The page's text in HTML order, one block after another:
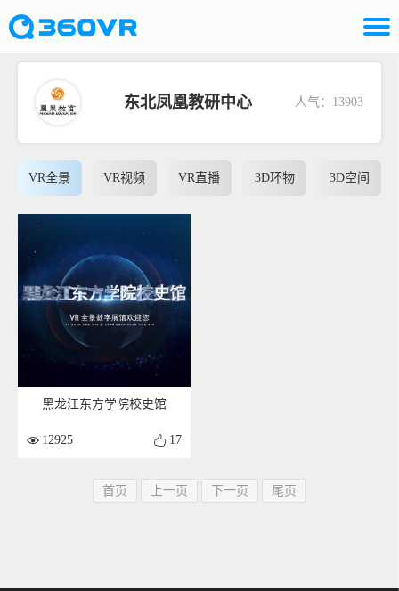
东北凤凰教研中心 人气：13903
VR全景 VR视频 VR直播 3D环物 3D空间
黑龙江东方学院校史馆
12925 17
首页 上一页 下一页 尾页